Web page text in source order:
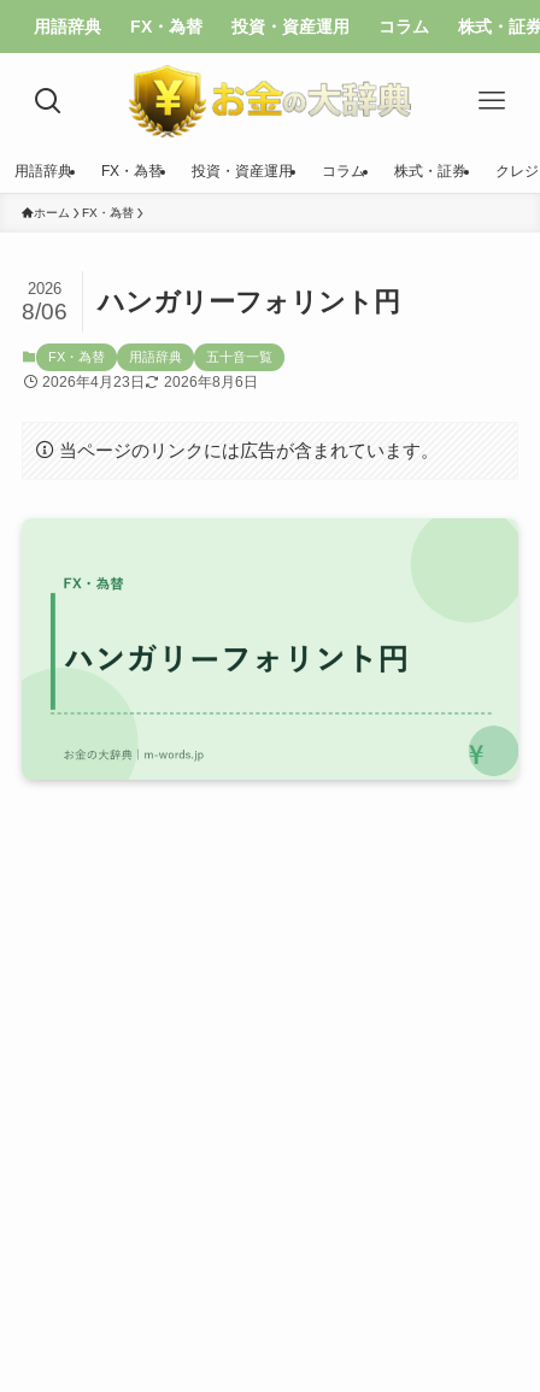
用語辞典 FX・為替 投資・資産運用 コラム 株式・証
用語辞典 FX・為替 投資・資産運用 コラム 株式・証券 クレ
ホーム FX・為替
ハンガリーフォリント円
2026
8/06
FX・為替 用語辞典 五十音一覧
2026年4月23日 2026年8月6日
当ページのリンクには広告が含まれています。